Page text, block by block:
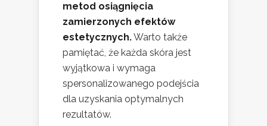
metod osiągnięcia
zamierzonych efektów
estetycznych.Warto także
pamiętać, że każda skóra jest
wyjątkowa i wymaga
spersonalizowanego podejścia
dla uzyskania optymalnych
rezultatów.